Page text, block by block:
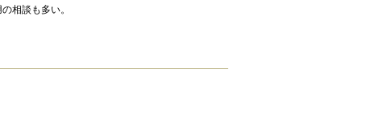
相談も多い。